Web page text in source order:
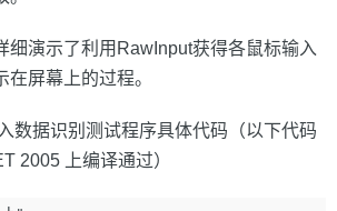
细演示了利用RawInput获得各鼠标输入
屏幕上的过程。
数据识别测试程序具体代码（以下代码
2005 上编译通过）